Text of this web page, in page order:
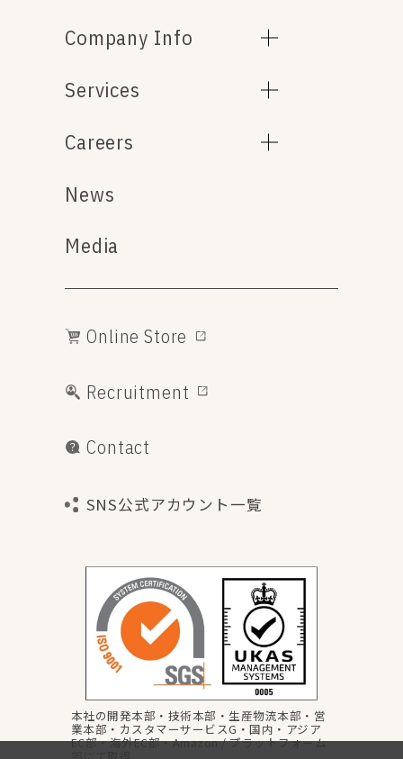
Online Store
Recruitment
Contact
SNS公式アカウント一覧
Company Info
Services
Careers
News
Media
本社の開発本部・技術本部・生産物流本部・営
業本部・カスタマーサービスG・国内・アジア
EC部・海外EC部・Amazon / プラットフォーム